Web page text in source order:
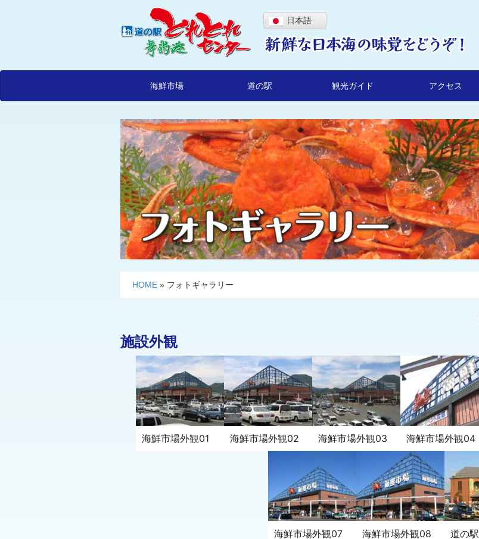
日本語
海鮮市場 道の駅 観光ガイド アクセス
HOME » フォトギャラリー
施設外観
海鮮市場外観01 海鮮市場外観02 海鮮市場外観03 海鮮市場外観04
海鮮市場外観07 海鮮市場外観08 道の駅